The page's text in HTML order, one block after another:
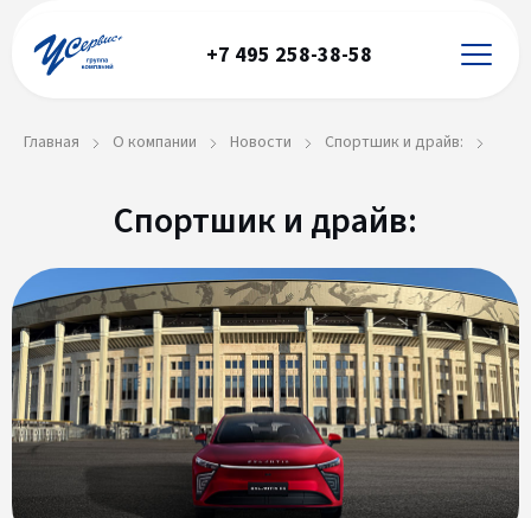
+7 495 258-38-58
Главная О компании Новости Спортшик и драйв:
Спортшик и драйв: